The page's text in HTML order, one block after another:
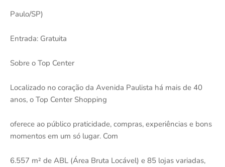
Paulo/SP)
Entrada: Gratuita
Sobre o Top Center
Localizado no coração da Avenida Paulista há mais de 40
anos, o Top Center Shopping
oferece ao público praticidade, compras, experiências e bons
momentos em um só lugar. Com
6.557 m² de ABL (Área Bruta Locável) e 85 lojas variadas,